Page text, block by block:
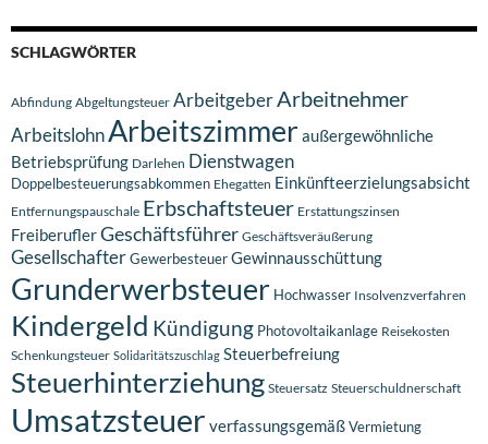
SCHLAGWÖRTER
Abfindung Abgeltungsteuer ArbeitgeberArbeitnehmer
ArbeitslohnArbeitszimmeraußergewöhnliche
Betriebsprüfung Darlehen Dienstwagen
Doppelbesteuerungsabkommen Ehegatten Einkünfteerzielungsabsicht
Entfernungspauschale Erbschaftsteuer Erstattungszinsen
FreiberuflerGeschäftsführer Geschäftsveräußerung
GesellschafterGewerbesteuerGewinnausschüttung
Grunderwerbsteuer Hochwasser Insolvenzverfahren
Kindergeld Kündigung Photovoltaikanlage Reisekosten
Schenkungsteuer Solidaritätszuschlag Steuerbefreiung
Steuerhinterziehung Steuersatz Steuerschuldnerschaft
Umsatzsteuer verfassungsgemäßVermietung